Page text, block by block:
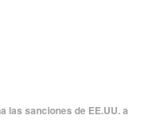
las sanciones de EE.UU. a